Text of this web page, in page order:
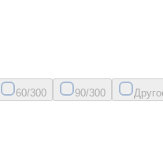
60/300 90/300